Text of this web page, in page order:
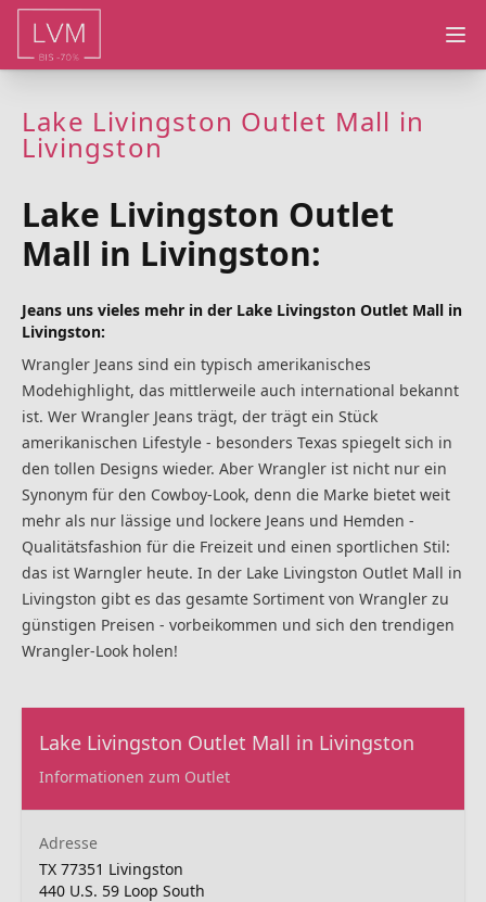
Lake Livingston Outlet Mall in
Livingston
Lake Livingston Outlet
Mall in Livingston:
Jeans uns vieles mehr in der Lake Livingston Outlet Mall in
Livingston:
Wrangler Jeans sind ein typisch amerikanisches
Modehighlight, das mittlerweile auch international bekannt
ist. Wer Wrangler Jeans trägt, der trägt ein Stück
amerikanischen Lifestyle - besonders Texas spiegelt sich in
den tollen Designs wieder. Aber Wrangler ist nicht nur ein
Synonym für den Cowboy-Look, denn die Marke bietet weit
mehr als nur lässige und lockere Jeans und Hemden -
Qualitätsfashion für die Freizeit und einen sportlichen Stil:
das ist Warngler heute. In der Lake Livingston Outlet Mall in
Livingston gibt es das gesamte Sortiment von Wrangler zu
günstigen Preisen - vorbeikommen und sich den trendigen
Wrangler-Look holen!
Lake Livingston Outlet Mall in Livingston
Informationen zum Outlet
Adresse
TX 77351 Livingston
440 U.S. 59 Loop South